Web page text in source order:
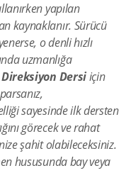
yapılan
kaynaklanır. Sürücü
o denli hızlı
uzmanlığa
Direksiyon Dersiiçin
sayesinde ilk dersten
görecek ve rahat
şahit olabileceksiniz.
hususunda bay veya